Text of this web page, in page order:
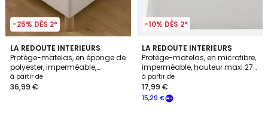
-25% DÈS 2*
LA REDOUTE INTERIEURS
Protège-matelas, en éponge de
polyester, imperméable,
hauteur maxi 25 cm
à partir de
36,99 €
4,5
/ 5
-10% DÈS 2*
LA REDOUTE INTERIEURS
Protège-matelas, en microfibre,
imperméable, hauteur maxi 27
cm
à partir de
15,29 €
17,99 €
4,6
/ 5